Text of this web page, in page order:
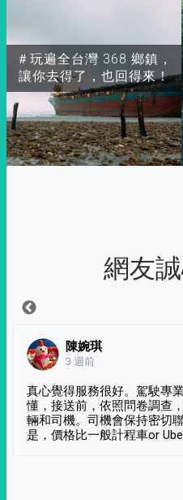
＃玩遍全台灣 368 鄉鎮，
讓你去得了，也回得來！
網友
陳婉琪
3 週前
真心覺得服務很好。駕駛專
懂，接送前，依照問卷調查
輛和司機。司機會保持密切
是，價格比一般計程車or